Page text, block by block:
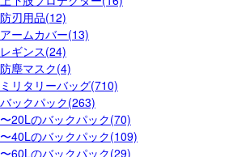
防刃用品(12)
アームカバー(13)
レギンス(24)
防塵マスク(4)
ミリタリーバッグ(710)
バックパック(263)
〜20Lのバックパック(70)
〜40Lのバックパック(109)
〜60Lのバックパック(29)